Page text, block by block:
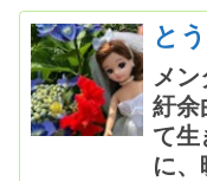
と
メ
紆余
て生
に、